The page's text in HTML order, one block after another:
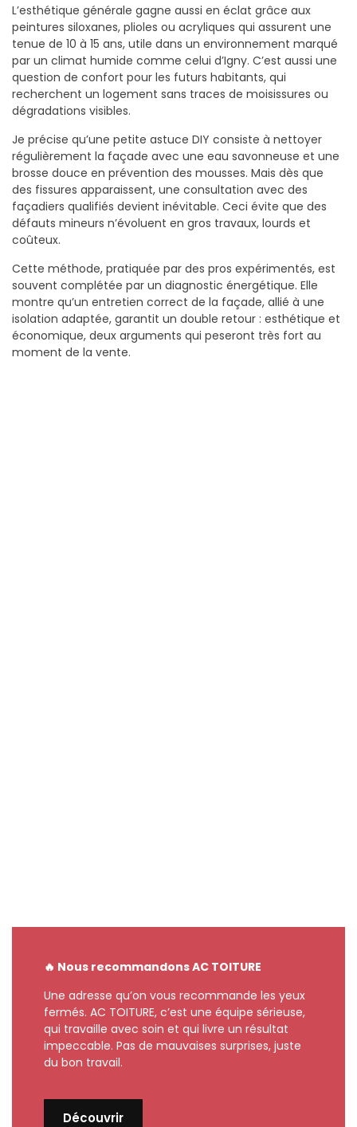
L’esthétique générale gagne aussi en éclat grâce aux
peintures siloxanes, plioles ou acryliques qui assurent une
tenue de 10 à 15 ans, utile dans un environnement marqué
par un climat humide comme celui d’Igny. C’est aussi une
question de confort pour les futurs habitants, qui
recherchent un logement sans traces de moisissures ou
dégradations visibles.
Je précise qu’une petite astuce DIY consiste à nettoyer
régulièrement la façade avec une eau savonneuse et une
brosse douce en prévention des mousses. Mais dès que
des fissures apparaissent, une consultation avec des
façadiers qualifiés devient inévitable. Ceci évite que des
défauts mineurs n’évoluent en gros travaux, lourds et
coûteux.
Cette méthode, pratiquée par des pros expérimentés, est
souvent complétée par un diagnostic énergétique. Elle
montre qu’un entretien correct de la façade, allié à une
isolation adaptée, garantit un double retour : esthétique et
économique, deux arguments qui peseront très fort au
moment de la vente.
🔥 Nous recommandons AC TOITURE
Une adresse qu’on vous recommande les yeux
fermés. AC TOITURE, c’est une équipe sérieuse,
qui travaille avec soin et qui livre un résultat
impeccable. Pas de mauvaises surprises, juste
du bon travail.
Découvrir